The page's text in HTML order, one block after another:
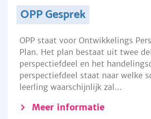
OPP Gesprek
OPP staat voor Ontwikkelings
Plan. Het plan bestaat uit twee
perspectiefdeel en het
perspectiefdeel staat naar welke
leerling waarschijnlijk zal...
Meer informatie